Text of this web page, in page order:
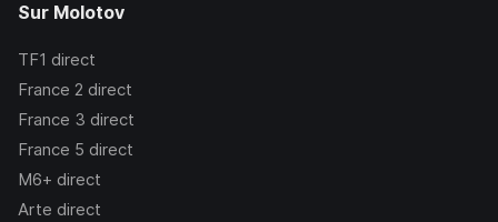
Sur Molotov
TF1 direct
France 2 direct
France 3 direct
France 5 direct
M6+ direct
Arte direct